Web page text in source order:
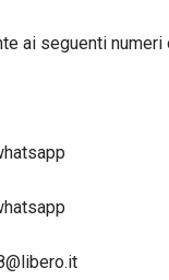
ai seguenti